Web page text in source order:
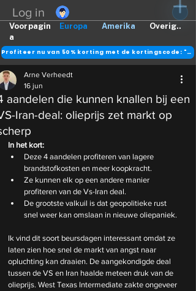
Log in
Europa Amerika Overig..
Voorpagin
a
Profiteer nu van 50% korting met de kortingscode: "DANK"
aandelen die kunnen knallen bij een
Iran-deal: olieprijs zet markt op
Arne Verheedt
16 jun
In het kort:
Deze 4 aandelen profiteren van lagere
brandstofkosten en meer koopkracht.
Ze kunnen elk op een andere manier
profiteren van de Vs-Iran deal.
De grootste valkuil is dat geopolitieke rust
snel weer kan omslaan in nieuwe oliepaniek.
Ik vind dit soort beursdagen interessant omdat ze
laten zien hoe snel de markt van angst naar
opluchting kan draaien. De aangekondigde deal
tussen de VS en Iran haalde meteen druk van de
olieprijs. West Texas Intermediate zakte ongeveer